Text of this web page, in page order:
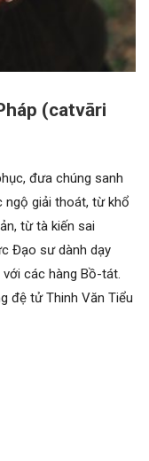
(catvāri
đưa chúng sanh
ngộ giải thoát, từ khổ
từ tà kiến sai
Đạo sư dành dạy
các hàng Bồ-tát.
đệ tử Thinh Văn Tiểu